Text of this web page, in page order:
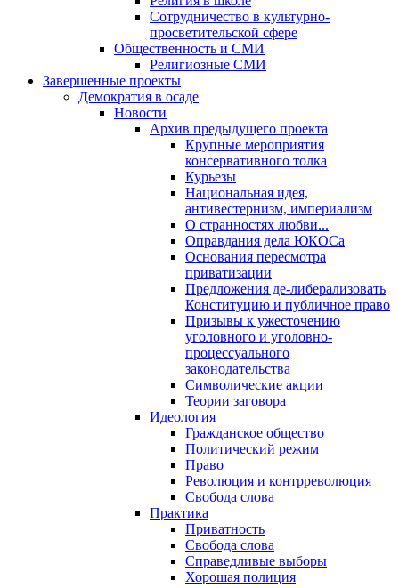
Сотрудничество в культурно-
просветительской сфере
Общественность и СМИ
Религиозные СМИ
Завершенные проекты
Демократия в осаде
Новости
Архив предыдущего проекта
Крупные мероприятия
консервативного толка
Курьезы
Национальная идея,
антивестернизм, империализм
О странностях любви...
Оправдания дела ЮКОСа
Основания пересмотра
приватизации
Предложения де-либерализовать
Конституцию и публичное право
Призывы к ужесточению
уголовного и уголовно-
процессуального
законодательства
Символические акции
Теории заговора
Идеология
Гражданское общество
Политический режим
Право
Революция и контрреволюция
Свобода слова
Практика
Приватность
Свобода слова
Справедливые выборы
Хорошая полиция